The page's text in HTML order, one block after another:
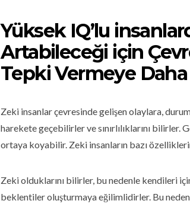
Yüksek IQ’lu
Artabileceği için
Tepki Vermeye
Zeki insanlar çevresinde gelişen olaylara,
harekete geçebilirler ve sınırlılıklarını
ortaya koyabilir. Zeki insanların bazı
Zeki olduklarını bilirler, bu nedenle kendileri
beklentiler oluşturmaya eğilimlidirler. Bu